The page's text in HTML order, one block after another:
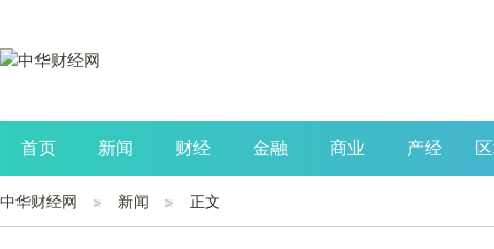
首页 新闻 财经 金融 商业 产经
公司 生活 读书
中华财经网 新闻 正文